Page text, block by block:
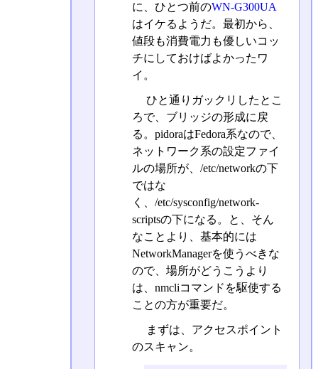
に、ひとつ前のWN-G300UA
はイケるようだ。最初から、
値段も消費電力も優しいコッ
チにしておけばよかったワ
イ。
ひと通りガックリしたとこ
ろで、ブリッジの形成に戻
る。pidoraはFedora系なので、
ネットワーク系の設定ファイ
ルの場所が、/etc/networkの下
ではな
く、/etc/sysconfig/network-
scriptsの下になる。と、そん
なことより、基本的には
NetworkManagerを使うべきな
ので、場所がどうこうより
は、nmcliコマンドを駆使する
ことの方が重要だ。
まずは、アクセスポイント
のスキャン。